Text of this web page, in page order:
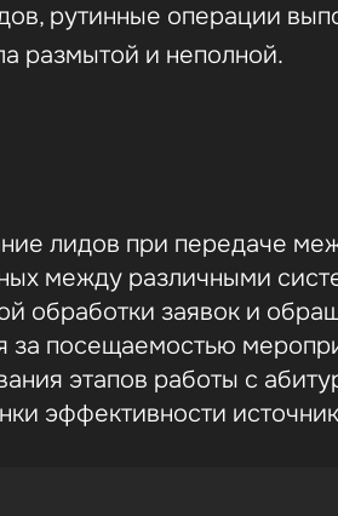
рутинные операции
размытой и неполной.
лидов при передаче
между различными
обработки заявок и
за посещаемостью
этапов работы с
эффективности